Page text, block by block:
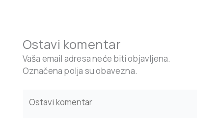
Ostavi komentar
Vaša email adresa neće biti objavljena.
Označena polja su obavezna.
here..